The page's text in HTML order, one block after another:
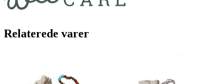
Relaterede varer